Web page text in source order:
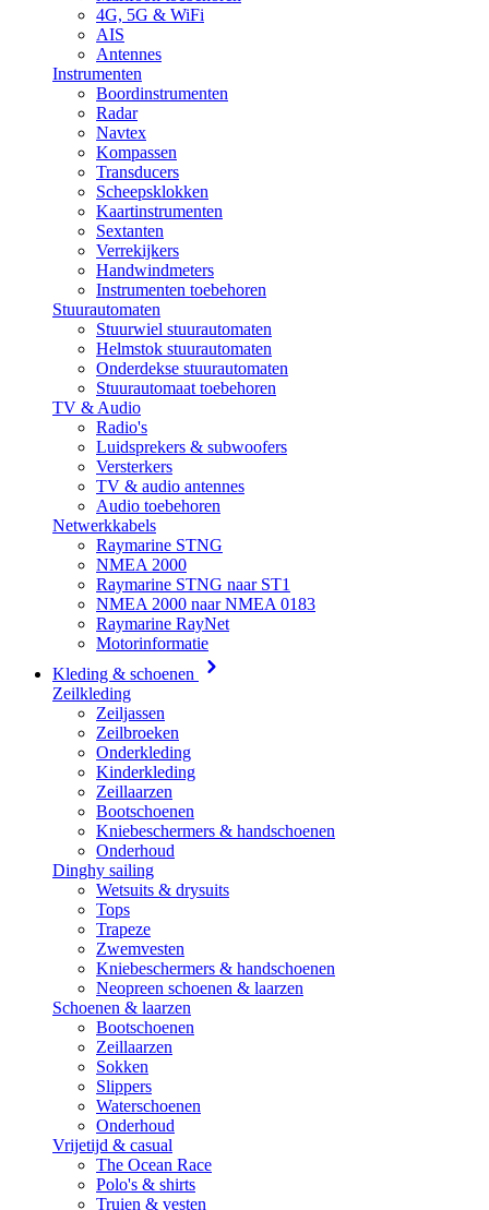
4G, 5G & WiFi
AIS
Antennes
Instrumenten
Boordinstrumenten
Radar
Navtex
Kompassen
Transducers
Scheepsklokken
Kaartinstrumenten
Sextanten
Verrekijkers
Handwindmeters
Instrumenten toebehoren
Stuurautomaten
Stuurwiel stuurautomaten
Helmstok stuurautomaten
Onderdekse stuurautomaten
Stuurautomaat toebehoren
TV & Audio
Radio's
Luidsprekers & subwoofers
Versterkers
TV & audio antennes
Audio toebehoren
Netwerkkabels
Raymarine STNG
NMEA 2000
Raymarine STNG naar ST1
NMEA 2000 naar NMEA 0183
Raymarine RayNet
Motorinformatie
Kleding & schoenen
Zeilkleding
Zeiljassen
Zeilbroeken
Onderkleding
Kinderkleding
Zeillaarzen
Bootschoenen
Kniebeschermers & handschoenen
Onderhoud
Dinghy sailing
Wetsuits & drysuits
Tops
Trapeze
Zwemvesten
Kniebeschermers & handschoenen
Neopreen schoenen & laarzen
Schoenen & laarzen
Bootschoenen
Zeillaarzen
Sokken
Slippers
Waterschoenen
Onderhoud
Vrijetijd & casual
The Ocean Race
Polo's & shirts
Truien & vesten